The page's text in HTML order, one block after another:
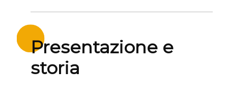
Presentazione e
storia